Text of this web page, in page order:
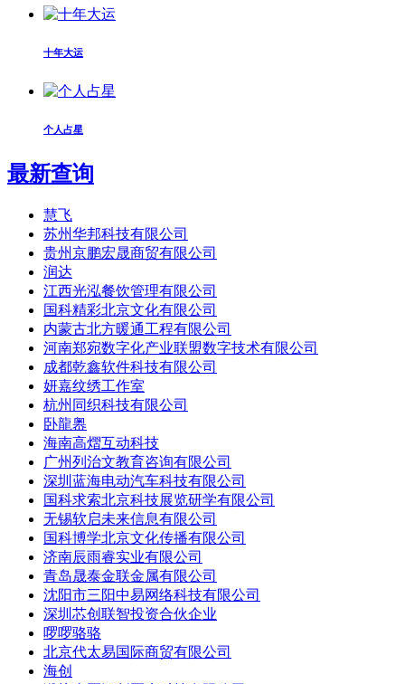
十年大运
个人占星
最新查询
慧飞
苏州华邦科技有限公司
贵州京鹏宏晟商贸有限公司
润达
江西光泓餐饮管理有限公司
国科精彩北京文化有限公司
内蒙古北方暖通工程有限公司
河南郑宛数字化产业联盟数字技术有限公司
成都乾鑫软件科技有限公司
妍嘉纹绣工作室
杭州同织科技有限公司
卧龍嶴
海南高熠互动科技
广州列治文教育咨询有限公司
深圳蓝海电动汽车科技有限公司
国科求索北京科技展览研学有限公司
无锡软启未来信息有限公司
国科博学北京文化传播有限公司
济南辰雨睿实业有限公司
青岛晟泰金联金属有限公司
沈阳市三阳中易网络科技有限公司
深圳芯创联智投资合伙企业
啰啰骆骆
北京代太易国际商贸有限公司
海创